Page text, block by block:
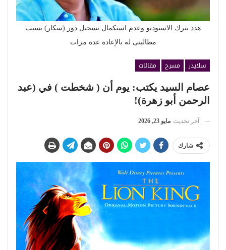
هدد بترك الاستوديو وعدم استكمال تسجيل دور (سكار) بسبب
مطالبتى له بالإعادة عدة مرات
سلايدر مسرح
مقالات
عصام السيد يكتب: يوم أن ( شخطت ) في (عبد
الرحمن أبو زهرة)!
آخر تحديث مايو 23, 2026
شارك